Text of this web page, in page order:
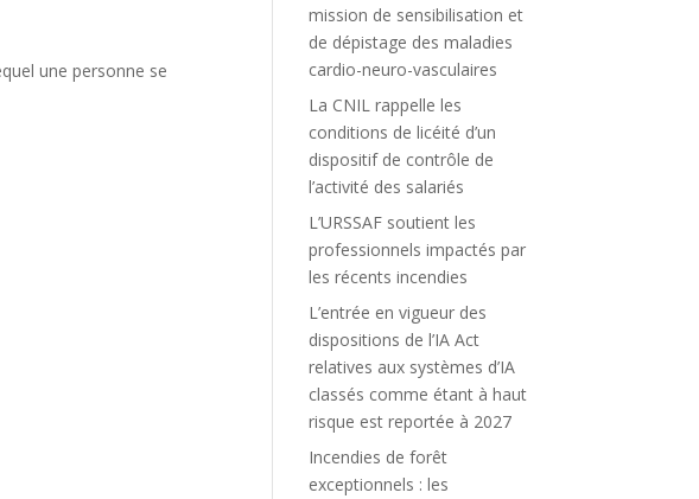
une personne se
mission de sensibilisation et
de dépistage des maladies
cardio-neuro-vasculaires
La CNIL rappelle les
conditions de licéité d’un
dispositif de contrôle de
l’activité des salariés
L’URSSAF soutient les
professionnels impactés par
les récents incendies
L’entrée en vigueur des
dispositions de l’IA Act
relatives aux systèmes d’IA
classés comme étant à haut
risque est reportée à 2027
Incendies de forêt
exceptionnels : les